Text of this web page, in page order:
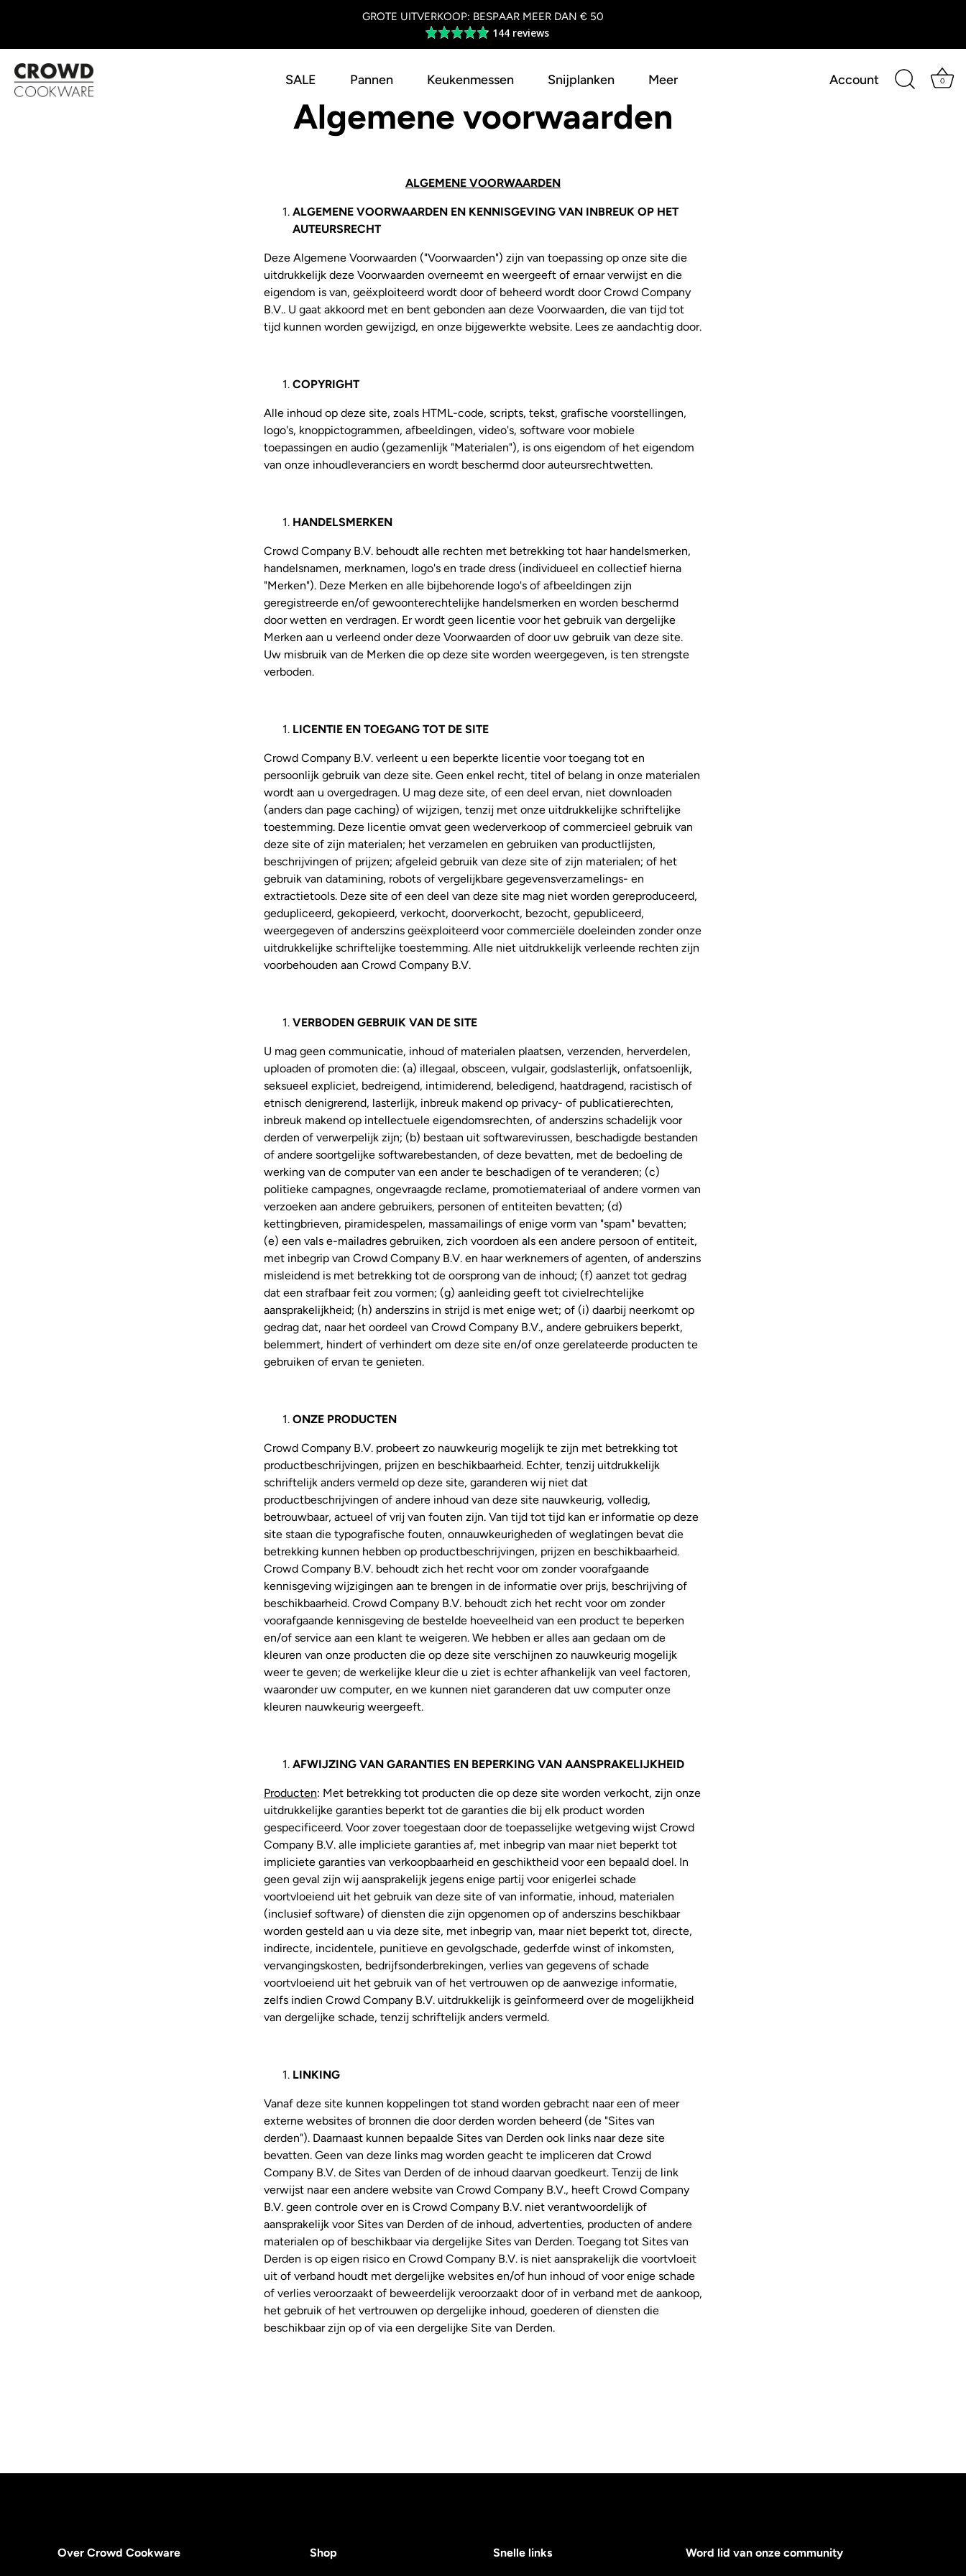
GROTE UITVERKOOP: BESPAAR MEER DAN € 50
Average
rating
out
144 reviews
SALE Pannen Keukenmessen Snijplanken Meer Account 0
Algemene voorwaarden
ALGEMENE VOORWAARDEN
ALGEMENE VOORWAARDEN EN KENNISGEVING VAN INBREUK OP HET
AUTEURSRECHT
Deze Algemene Voorwaarden ("Voorwaarden") zijn van toepassing op onze site die
uitdrukkelijk deze Voorwaarden overneemt en weergeeft of ernaar verwijst en die
eigendom is van, geëxploiteerd wordt door of beheerd wordt door Crowd Company
B.V.. U gaat akkoord met en bent gebonden aan deze Voorwaarden, die van tijd tot
tijd kunnen worden gewijzigd, en onze bijgewerkte website. Lees ze aandachtig door.
COPYRIGHT
Alle inhoud op deze site, zoals HTML-code, scripts, tekst, grafische voorstellingen,
logo's, knoppictogrammen, afbeeldingen, video's, software voor mobiele
toepassingen en audio (gezamenlijk "Materialen"), is ons eigendom of het eigendom
van onze inhoudleveranciers en wordt beschermd door auteursrechtwetten.
HANDELSMERKEN
Crowd Company B.V. behoudt alle rechten met betrekking tot haar handelsmerken,
handelsnamen, merknamen, logo's en trade dress (individueel en collectief hierna
"Merken"). Deze Merken en alle bijbehorende logo's of afbeeldingen zijn
geregistreerde en/of gewoonterechtelijke handelsmerken en worden beschermd
door wetten en verdragen. Er wordt geen licentie voor het gebruik van dergelijke
Merken aan u verleend onder deze Voorwaarden of door uw gebruik van deze site.
Uw misbruik van de Merken die op deze site worden weergegeven, is ten strengste
verboden.
LICENTIE EN TOEGANG TOT DE SITE
Crowd Company B.V. verleent u een beperkte licentie voor toegang tot en
persoonlijk gebruik van deze site. Geen enkel recht, titel of belang in onze materialen
wordt aan u overgedragen. U mag deze site, of een deel ervan, niet downloaden
(anders dan page caching) of wijzigen, tenzij met onze uitdrukkelijke schriftelijke
toestemming. Deze licentie omvat geen wederverkoop of commercieel gebruik van
deze site of zijn materialen; het verzamelen en gebruiken van productlijsten,
beschrijvingen of prijzen; afgeleid gebruik van deze site of zijn materialen; of het
gebruik van datamining, robots of vergelijkbare gegevensverzamelings- en
extractietools. Deze site of een deel van deze site mag niet worden gereproduceerd,
gedupliceerd, gekopieerd, verkocht, doorverkocht, bezocht, gepubliceerd,
weergegeven of anderszins geëxploiteerd voor commerciële doeleinden zonder onze
uitdrukkelijke schriftelijke toestemming. Alle niet uitdrukkelijk verleende rechten zijn
voorbehouden aan Crowd Company B.V.
VERBODEN GEBRUIK VAN DE SITE
U mag geen communicatie, inhoud of materialen plaatsen, verzenden, herverdelen,
uploaden of promoten die: (a) illegaal, obsceen, vulgair, godslasterlijk, onfatsoenlijk,
seksueel expliciet, bedreigend, intimiderend, beledigend, haatdragend, racistisch of
etnisch denigrerend, lasterlijk, inbreuk makend op privacy- of publicatierechten,
inbreuk makend op intellectuele eigendomsrechten, of anderszins schadelijk voor
derden of verwerpelijk zijn; (b) bestaan uit softwarevirussen, beschadigde bestanden
of andere soortgelijke softwarebestanden, of deze bevatten, met de bedoeling de
werking van de computer van een ander te beschadigen of te veranderen; (c)
politieke campagnes, ongevraagde reclame, promotiemateriaal of andere vormen van
verzoeken aan andere gebruikers, personen of entiteiten bevatten; (d)
kettingbrieven, piramidespelen, massamailings of enige vorm van "spam" bevatten;
(e) een vals e-mailadres gebruiken, zich voordoen als een andere persoon of entiteit,
met inbegrip van Crowd Company B.V. en haar werknemers of agenten, of anderszins
misleidend is met betrekking tot de oorsprong van de inhoud; (f) aanzet tot gedrag
dat een strafbaar feit zou vormen; (g) aanleiding geeft tot civielrechtelijke
aansprakelijkheid; (h) anderszins in strijd is met enige wet; of (i) daarbij neerkomt op
gedrag dat, naar het oordeel van Crowd Company B.V., andere gebruikers beperkt,
belemmert, hindert of verhindert om deze site en/of onze gerelateerde producten te
gebruiken of ervan te genieten.
ONZE PRODUCTEN
Crowd Company B.V. probeert zo nauwkeurig mogelijk te zijn met betrekking tot
productbeschrijvingen, prijzen en beschikbaarheid. Echter, tenzij uitdrukkelijk
schriftelijk anders vermeld op deze site, garanderen wij niet dat
productbeschrijvingen of andere inhoud van deze site nauwkeurig, volledig,
betrouwbaar, actueel of vrij van fouten zijn. Van tijd tot tijd kan er informatie op deze
site staan die typografische fouten, onnauwkeurigheden of weglatingen bevat die
betrekking kunnen hebben op productbeschrijvingen, prijzen en beschikbaarheid.
Crowd Company B.V. behoudt zich het recht voor om zonder voorafgaande
kennisgeving wijzigingen aan te brengen in de informatie over prijs, beschrijving of
beschikbaarheid. Crowd Company B.V. behoudt zich het recht voor om zonder
voorafgaande kennisgeving de bestelde hoeveelheid van een product te beperken
en/of service aan een klant te weigeren. We hebben er alles aan gedaan om de
kleuren van onze producten die op deze site verschijnen zo nauwkeurig mogelijk
weer te geven; de werkelijke kleur die u ziet is echter afhankelijk van veel factoren,
waaronder uw computer, en we kunnen niet garanderen dat uw computer onze
kleuren nauwkeurig weergeeft.
AFWIJZING VAN GARANTIES EN BEPERKING VAN AANSPRAKELIJKHEID
Producten: Met betrekking tot producten die op deze site worden verkocht, zijn onze
uitdrukkelijke garanties beperkt tot de garanties die bij elk product worden
gespecificeerd. Voor zover toegestaan door de toepasselijke wetgeving wijst Crowd
Company B.V. alle impliciete garanties af, met inbegrip van maar niet beperkt tot
impliciete garanties van verkoopbaarheid en geschiktheid voor een bepaald doel. In
geen geval zijn wij aansprakelijk jegens enige partij voor enigerlei schade
voortvloeiend uit het gebruik van deze site of van informatie, inhoud, materialen
(inclusief software) of diensten die zijn opgenomen op of anderszins beschikbaar
worden gesteld aan u via deze site, met inbegrip van, maar niet beperkt tot, directe,
indirecte, incidentele, punitieve en gevolgschade, gederfde winst of inkomsten,
vervangingskosten, bedrijfsonderbrekingen, verlies van gegevens of schade
voortvloeiend uit het gebruik van of het vertrouwen op de aanwezige informatie,
zelfs indien Crowd Company B.V. uitdrukkelijk is geïnformeerd over de mogelijkheid
van dergelijke schade, tenzij schriftelijk anders vermeld.
LINKING
Vanaf deze site kunnen koppelingen tot stand worden gebracht naar een of meer
externe websites of bronnen die door derden worden beheerd (de "Sites van
derden"). Daarnaast kunnen bepaalde Sites van Derden ook links naar deze site
bevatten. Geen van deze links mag worden geacht te impliceren dat Crowd
Company B.V. de Sites van Derden of de inhoud daarvan goedkeurt. Tenzij de link
verwijst naar een andere website van Crowd Company B.V., heeft Crowd Company
B.V. geen controle over en is Crowd Company B.V. niet verantwoordelijk of
aansprakelijk voor Sites van Derden of de inhoud, advertenties, producten of andere
materialen op of beschikbaar via dergelijke Sites van Derden. Toegang tot Sites van
Derden is op eigen risico en Crowd Company B.V. is niet aansprakelijk die voortvloeit
uit of verband houdt met dergelijke websites en/of hun inhoud of voor enige schade
of verlies veroorzaakt of beweerdelijk veroorzaakt door of in verband met de aankoop,
het gebruik of het vertrouwen op dergelijke inhoud, goederen of diensten die
beschikbaar zijn op of via een dergelijke Site van Derden.
Over Crowd Cookware Shop Snelle links Word lid van onze community